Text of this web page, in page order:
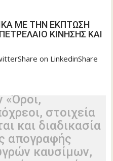
ΜΕ ΤΗΝ ΕΚΠΤΩΣΗ
ΚΙΝΗΣΗΣ ΚΑΙ
on LinkedinShare
απόφασης
Οικονομίας
Ανάπτυξης, του
Υποδομών και
Ψηφιακής
Διοικητή της
Δημοσίων
«Όροι,
στοιχεία
και διαδικασία
απογραφής
καυσίμων,